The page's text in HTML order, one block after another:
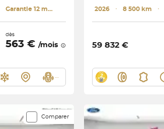
Garantie 12 mois
dès
563 € /mois
2026 ･ 8 500 km ･
59 832 €
Comparer